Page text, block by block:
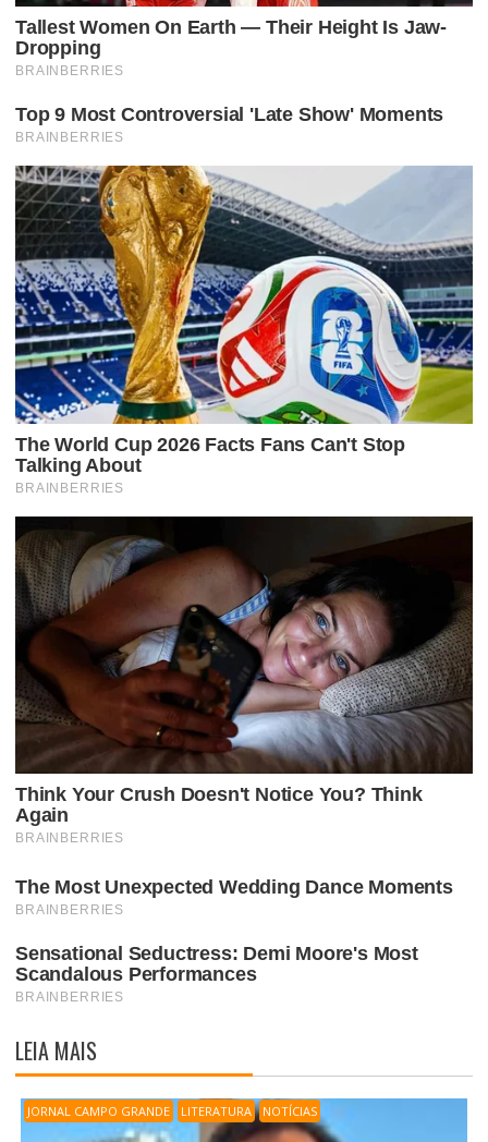
LEIA MAIS
JORNAL CAMPO GRANDE LITERATURA NOTÍCIAS